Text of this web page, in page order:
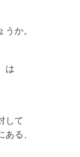
か。
は
して
る、